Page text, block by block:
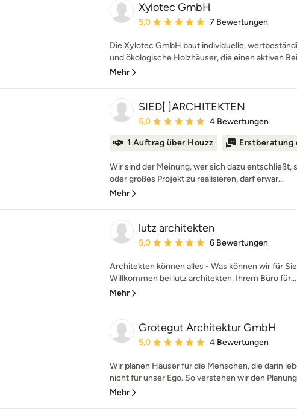
Xylotec GmbH
Durchschnittliche Bewertung: 5 von 5
5,0 7 Bewertungen
Die Xylotec GmbH baut individuelle,
und ökologische Holzhäuser, die einen aktiven
Mehr
SIED[ ]ARCHITEKTEN
Durchschnittliche Bewertung: 5 von 5
5,0 4 Bewertungen
1 Auftrag über Houzz Erstberatung
Wir sind der Meinung, wer sich dazu entschließt,
oder großes Projekt zu realisieren, darf erwar...
Mehr
lutz architekten
Durchschnittliche Bewertung: 5 von 5
5,0 6 Bewertungen
Architekten können alles - Was können wir für
Willkommen bei lutz architekten, Ihrem Büro für...
Mehr
Grotegut Architektur GmbH
Durchschnittliche Bewertung: 5 von 5
5,0 4 Bewertungen
Wir planen Häuser für die Menschen, die darin
nicht für unser Ego. So verstehen wir den
Mehr